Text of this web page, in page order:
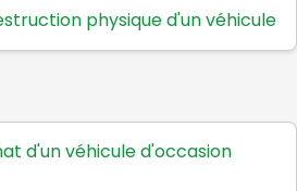
physique d'un véhicule
d'un véhicule d'occasion